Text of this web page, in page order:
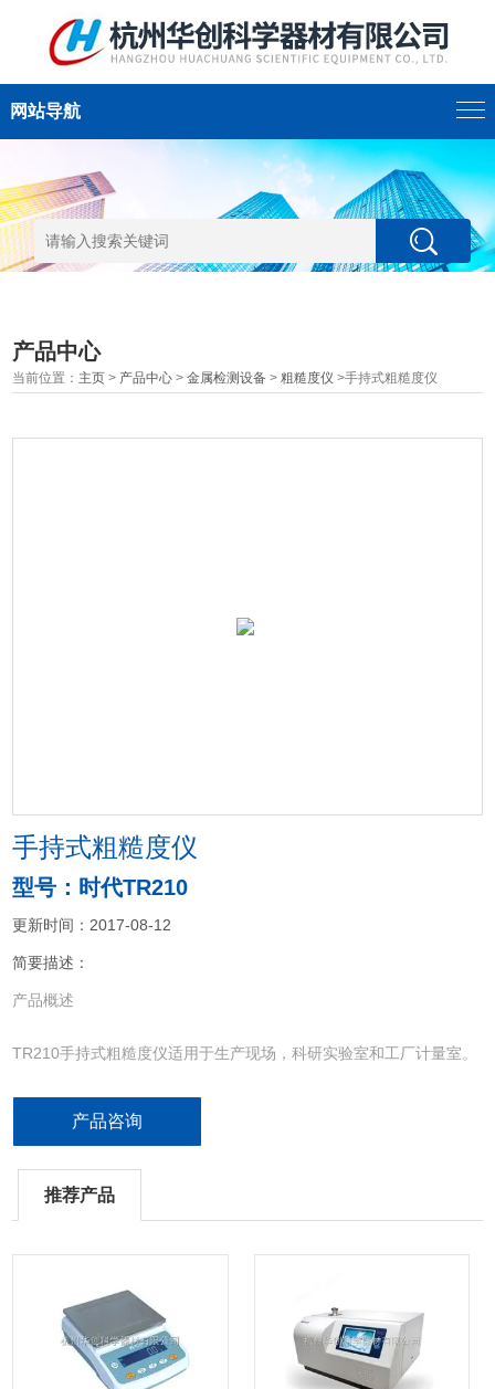
网站导航
产品中心
当前位置： 主页 > 产品中心 >金属检测设备 >粗糙度仪 >手持式粗糙度仪
手持式粗糙度仪
型号：时代TR210
更新时间：2017-08-12
简要描述：
产品概述
TR210手持式粗糙度仪适用于生产现场，科研实验室和工厂计量室。
GB/T 3505-2000《产品几何技术规范 表面结构 轮廓法 表面结构的
产品咨询
推荐产品